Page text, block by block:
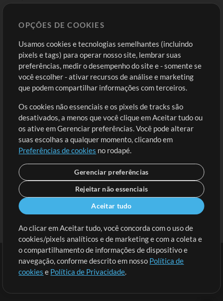
Comprar Créditos
Conteúdo Grátis
Solicite uma Música
Extras
Sessões
Envie seu conteúdo
Playlist
MT Conference
Entre
Cadastre-se
Ir ao carrinho
Termos | Política de Privacidade
OPÇÕES DE COOKIES
Usamos cookies e tecnologias semelhantes (incluindo
pixels e tags) para operar nosso site, lembrar suas
preferências, medir o desempenho do site e - somente se
você escolher - ativar recursos de análise e marketing
que podem compartilhar informações com terceiros.
Os cookies não essenciais e os pixels de tracks são
desativados, a menos que você clique em Aceitar tudo ou
os ative em Gerenciar preferências. Você pode alterar
suas escolhas a qualquer momento, clicando em
Preferências de cookies no rodapé.
Gerenciar preferências
Rejeitar não essenciais
Aceitar tudo
Ao clicar em Aceitar tudo, você concorda com o uso de
cookies/pixels analíticos e de marketing e com a coleta e
o compartilhamento de informações de dispositivo e
navegação, conforme descrito em nosso Política de
cookies e Política de Privacidade.